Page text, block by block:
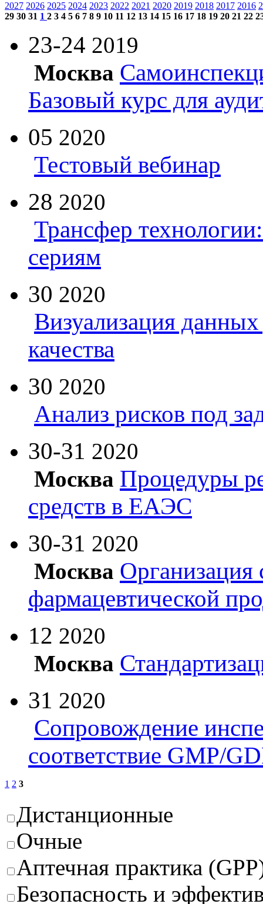
2027 2026 2025 2024 2023 2022 2021 2020 2019 2018 2017 2016
29 30 31 1 2 3 4 5 6 7 8 9 10 11 12 13 14 15 16 17 18 19 20 21 22
23-24 2019
Москва
Базовый курс для
05 2020
Тестовый вебинар
28 2020
Трансфер
сериям
30 2020
Визуализация
качества
30 2020
Анализ рисков под
30-31 2020
Москва Процедуры
средств в ЕАЭС
30-31 2020
Москва Организация
фармацевтической
12 2020
Москва
31 2020
Сопровождение
соответствие GMP/
1 2 3
Дистанционные
Очные
Аптечная практика
Безопасность и